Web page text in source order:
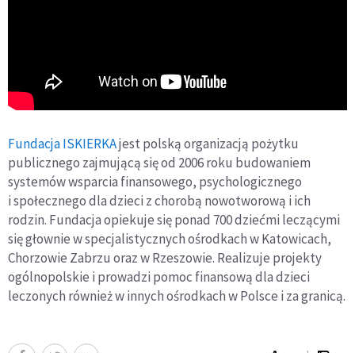
Fundacja ISKIERKAjest polską organizacją pożytku
publicznego zajmującą się od 2006 roku budowaniem
systemów wsparcia finansowego, psychologicznego
i społecznego dla dzieci z chorobą nowotworową i ich
rodzin. Fundacja opiekuje się ponad 700 dziećmi leczącymi
się głownie w specjalistycznych ośrodkach w Katowicach,
Chorzowie Zabrzu oraz w Rzeszowie. Realizuje projekty
ogólnopolskie i prowadzi pomoc finansową dla dzieci
leczonych również w innych ośrodkach w Polsce i za granicą.